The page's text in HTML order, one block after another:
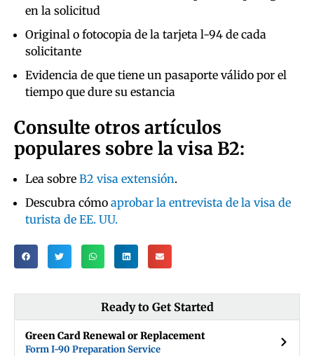
en la solicitud
Original o fotocopia de la tarjeta l-94 de cada
solicitante
Evidencia de que tiene un pasaporte válido por el
tiempo que dure su estancia
Consulte otros artículos
populares sobre la visa B2:
Lea sobre B2 visa extensión.
Descubra cómo aprobar la entrevista de la visa de
turista de EE. UU.
Ready to Get Started
Green Card Renewal or Replacement
Form I-90 Preparation Service